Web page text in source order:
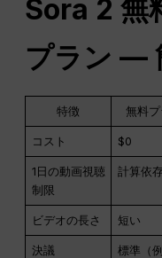
Sora 2 無
プラン —
特徴 無料
コスト $0
1日の動画視聴
制限
計算依
ビデオの長さ 短い
決議
標準（例